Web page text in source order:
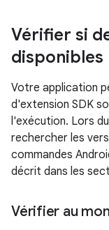
Vérifier si
disponibles
Votre application
d'extension SDK
l'exécution. Lors
rechercher les
commandes
décrit dans les
Vérifier au